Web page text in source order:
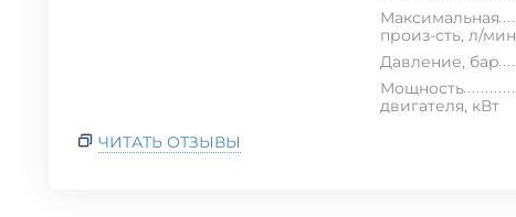
Максимальная
произ-сть, л/мин
Давление, бар
Мощность
двигателя, кВт
ЧИТАТЬ ОТЗЫВЫ